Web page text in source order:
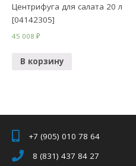
Центрифуга для салата 20 л
[04142305]
45 008₽
В корзину
+7 (905) 010 78 64
8 (831) 437 84 27